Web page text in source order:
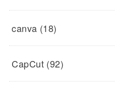
canva (18)
CapCut (92)